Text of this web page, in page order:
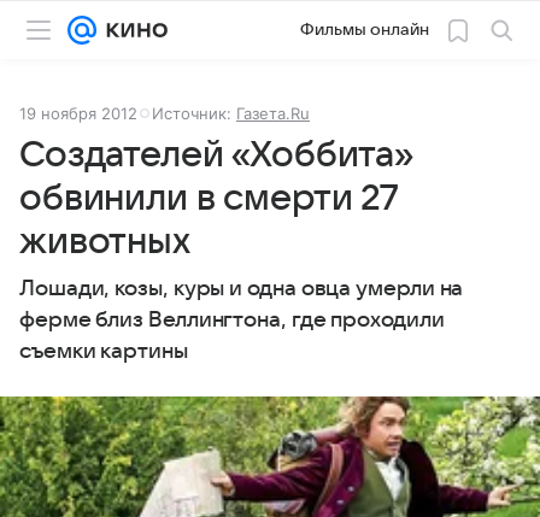
Фильмы онлайн
19 ноября 2012 Источник: Газета.Ru
Создателей «Хоббита»
обвинили в смерти 27
животных
Лошади, козы, куры и одна овца умерли на
ферме близ Веллингтона, где проходили
съемки картины